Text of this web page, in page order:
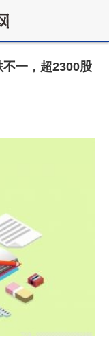
一，超2300股